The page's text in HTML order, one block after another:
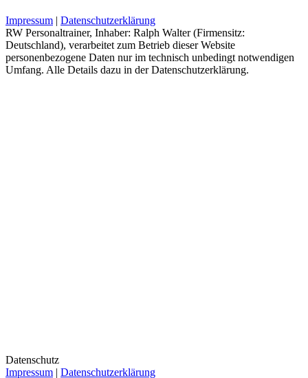
Impressum | Datenschutzerklärung
RW Personaltrainer, Inhaber: Ralph Walter (Firmensitz:
Deutschland), verarbeitet zum Betrieb dieser Website
personenbezogene Daten nur im technisch unbedingt notwendigen
Umfang. Alle Details dazu in der Datenschutzerklärung.
Datenschutz
Impressum | Datenschutzerklärung